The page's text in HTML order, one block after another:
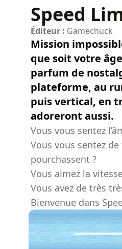
Speed
Éditeur : Gamechuck
Mission
que soit votre
parfum de
plateforme, au
puis vertical, en
adoreront aussi.
Vous vous sentez
Vous vous sentez
pourchassent ?
Vous aimez la
Vous avez de très
Bienvenue dans